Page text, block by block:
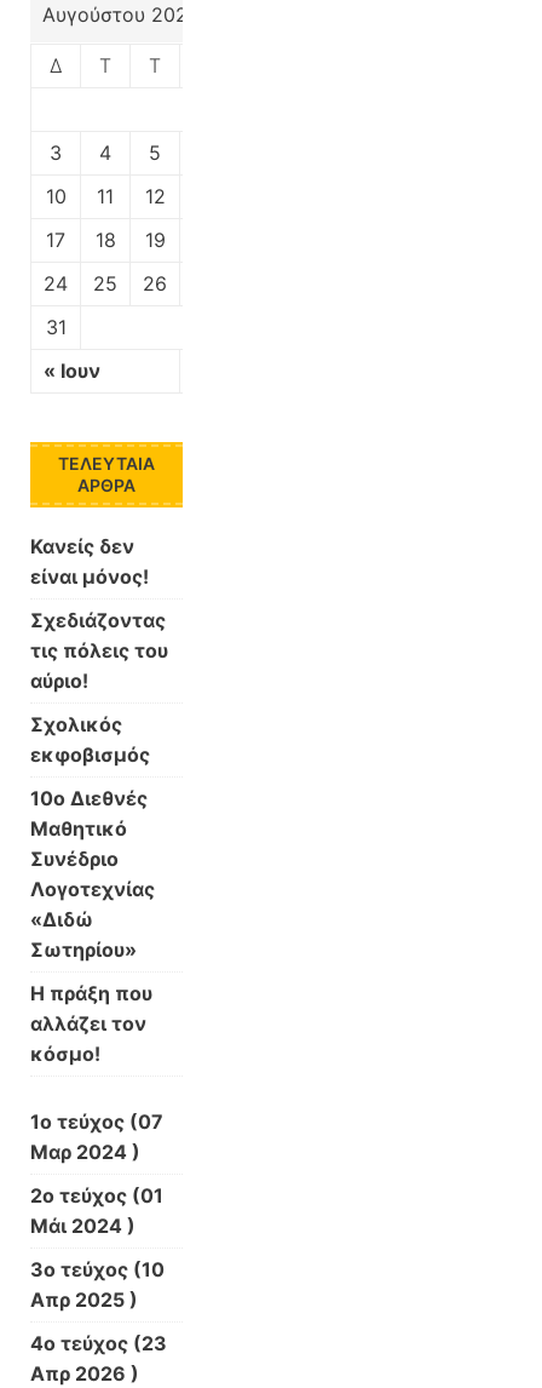
Αυγούστου 2026
Δ Τ Τ
« Ιουν
3
4 5
10
11 12
17
18 19
24
25 26
31
ΤΕΛΕΥΤΑΊΑ
ΆΡΘΡΑ
Κανείς δεν
είναι μόνος!
Σχεδιάζοντας
τις πόλεις του
αύριο!
Σχολικός
εκφοβισμός
10ο Διεθνές
Μαθητικό
Συνέδριο
Λογοτεχνίας
«Διδώ
Σωτηρίου»
Η πράξη που
αλλάζει τον
κόσμο!
1ο τεύχος (07
Μαρ 2024 )
2ο τεύχος (01
Μάι 2024 )
3ο τεύχος (10
Απρ 2025 )
4ο τεύχος (23
Απρ 2026 )